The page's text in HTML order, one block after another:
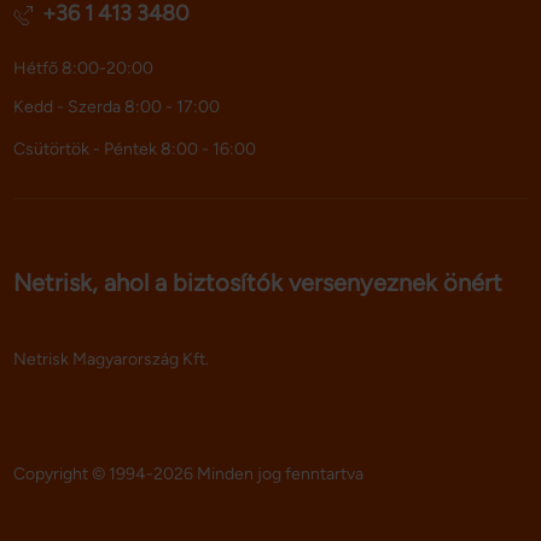
Ön által használt más szolgáltatásokból gyűjtöttek.
+36 1 413 3480
Hétfő 8:00-20:00
Kedd - Szerda 8:00 - 17:00
Csütörtök - Péntek 8:00 - 16:00
Netrisk, ahol a biztosítók versenyeznek önért
Netrisk Magyarország Kft.
Copyright © 1994-2026 Minden jog fenntartva